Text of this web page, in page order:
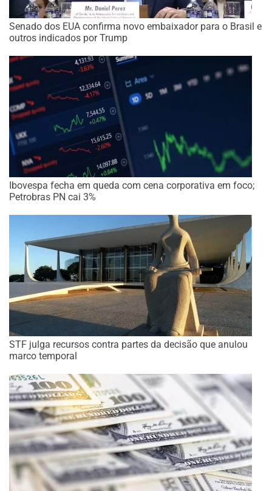
Senado dos EUA confirma novo embaixador para o Brasil e
outros indicados por Trump
Ibovespa fecha em queda com cena corporativa em foco;
Petrobras PN cai 3%
STF julga recursos contra partes da decisão que anulou
marco temporal